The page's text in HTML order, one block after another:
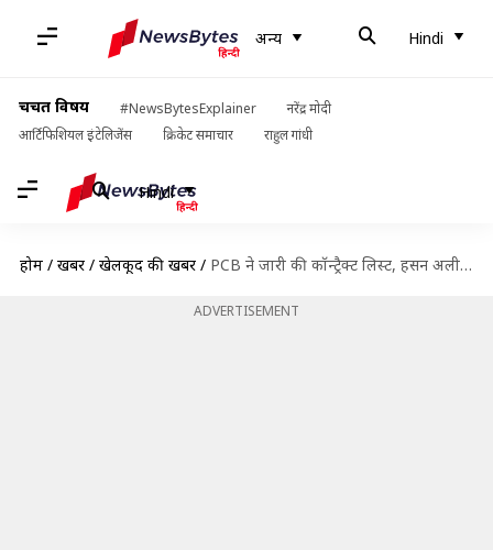
अन्य Hindi
चर्चित विषय #NewsBytesExplainer
नरेंद्र मोदी
आर्टिफिशियल इंटेलिजेंस
क्रिकेट समाचार राहुल गांधी
Hindi
होम / खबरें / खेलकूद की खबरें / PCB ने जारी की कॉन्ट्रैक्ट लिस्ट, हसन अली और मोहम्मद रिजवान को मिला प्रमोशन
ADVERTISEMENT